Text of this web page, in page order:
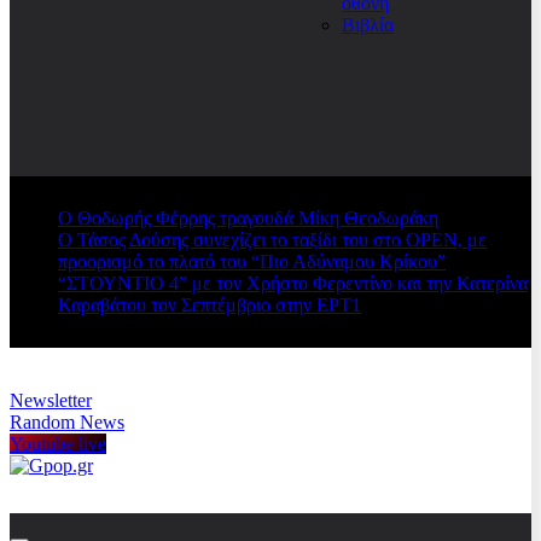
Βιβλία
Ο Θοδωρής Φέρρης τραγουδά Μίκη Θεοδωράκη
Ο Τάσος Δούσης συνεχίζει το ταξίδι του στο OPEN, με
προορισμό το πλατό του “Πιο Αδύναμου Κρίκου”
“ΣΤΟΥΝΤΙΟ 4” με τον Χρήστο Φερεντίνο και την Κατερίνα
Καραβάτου τον Σεπτέμβριο στην ΕΡΤ1
Newsletter
Random News
Youtube live